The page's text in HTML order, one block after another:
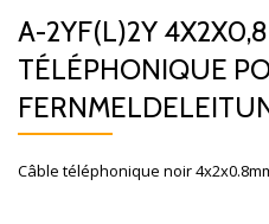
A-2YF(L)2Y
TÉLÉPHONIQUE
Câble téléphonique noir